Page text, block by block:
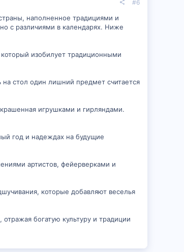
#6
наполненное традициями и
с различиями в календарях. Ниже
изобилует традиционными
стол один лишний предмет считается
игрушками и гирляндами.
год и надеждах на будущие
артистов, фейерверками и
которые добавляют веселья
богатую культуру и традиции